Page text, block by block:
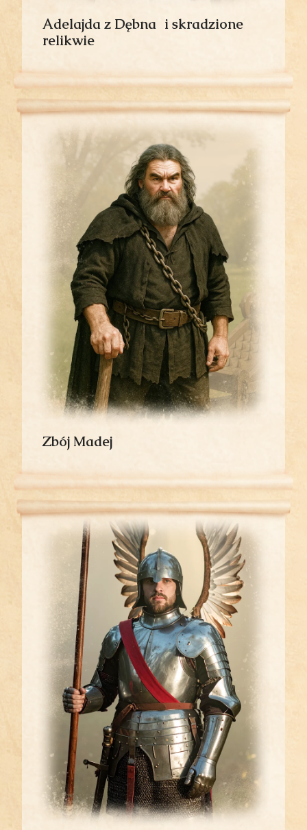
Adelajda z Dębna i skradzione
relikwie
Zbój Madej